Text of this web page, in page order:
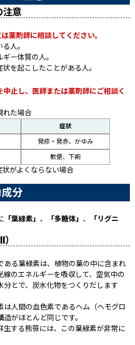
注意
薬剤師に相談してください。
人。
ー体質の人。
を起こしたことがある人。
止し、医師または薬剤師にご相談く
れた場合
症状
発疹・発赤、かゆみ
軟便、下痢
状がよくならない場合
分
「葉緑素」 、 「多糖体」 、
「リグニ
ある葉緑素は、植物の葉の中に含まれ
のエネルギーを吸収して、空気中の
分とで、炭水化物をつくりだします
人間の血色素であるヘム（ヘモグロ
がほとんど同じです。
生する熊笹には、この葉緑素が非常に